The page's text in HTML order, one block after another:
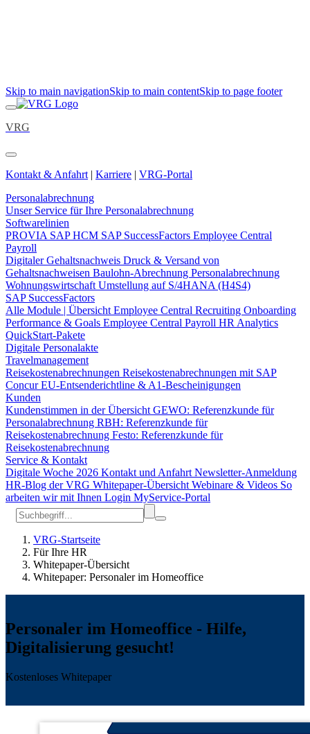
Skip to main navigationSkip to main contentSkip to page footer
VRG
Kontakt & Anfahrt | Karriere | VRG-Portal
Personalabrechnung
Unser Service für Ihre Personalabrechnung
Softwarelinien
PROVIA SAP HCM SAP SuccessFactors Employee Central
Payroll
Digitaler Gehaltsnachweis Druck & Versand von
Gehaltsnachweisen Baulohn-Abrechnung Personalabrechnung
Wohnungswirtschaft Umstellung auf S/4HANA (H4S4)
SAP SuccessFactors
Alle Module | Übersicht Employee Central Recruiting Onboarding
Performance & Goals Employee Central Payroll HR Analytics
QuickStart-Pakete
Digitale Personalakte
Travelmanagement
Reisekostenabrechnungen Reisekostenabrechnungen mit SAP
ConcurEU-Entsenderichtline & A1-Bescheinigungen
Kunden
Kundenstimmen in der Übersicht GEWO: Referenzkunde für
Personalabrechnung RBH: Referenzkunde für
Reisekostenabrechnung Festo: Referenzkunde für
Reisekostenabrechnung
Service & Kontakt
Digitale Woche 2026 Kontakt und Anfahrt Newsletter-Anmeldung
HR-Blog der VRG Whitepaper-Übersicht Webinare & Videos So
arbeiten wir mit Ihnen Login MyService-Portal
VRG-Startseite
Für Ihre HR
Whitepaper-Übersicht
Whitepaper: Personaler im Homeoffice
Personaler im Homeoffice - Hilfe,
Digitalisierung gesucht!
Kostenloses Whitepaper